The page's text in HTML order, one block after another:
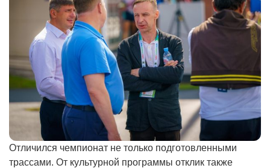
Отличился чемпионат не только подготовленными
трассами. От культурной программы отклик также